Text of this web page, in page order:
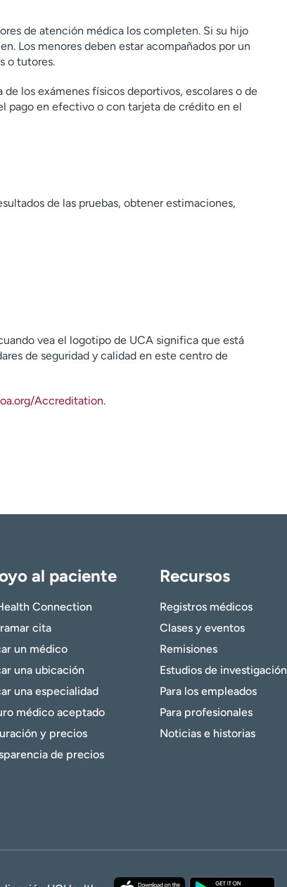
de atención médica los completen. Si su hijo
Los menores deben estar acompañados por un
o tutores.
de los exámenes físicos deportivos, escolares o de
pago en efectivo o con tarjeta de crédito en el
de las pruebas, obtener estimaciones,
vea el logotipo de UCA significa que está
de seguridad y calidad en este centro de
Accreditation.
al paciente
Connection
cita
un médico
una ubicación
una especialidad
médico aceptado
y precios
de precios
Recursos
Registros médicos
Clases y eventos
Remisiones
Estudios de investigación
Para los empleados
Para profesionales
Noticias e historias